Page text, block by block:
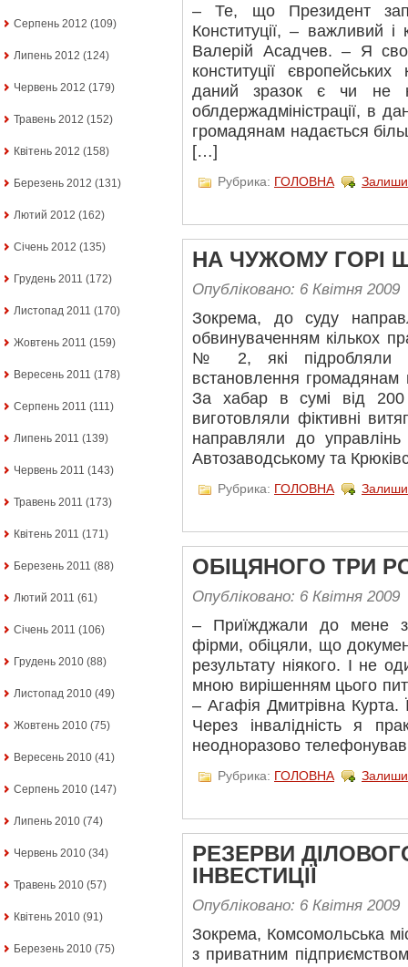
Серпень 2012 (109)
Липень 2012 (124)
Червень 2012 (179)
Травень 2012 (152)
Квітень 2012 (158)
Березень 2012 (131)
Лютий 2012 (162)
Січень 2012 (135)
Грудень 2011 (172)
Листопад 2011 (170)
Жовтень 2011 (159)
Вересень 2011 (178)
Серпень 2011 (111)
Липень 2011 (139)
Червень 2011 (143)
Травень 2011 (173)
Квітень 2011 (171)
Березень 2011 (88)
Лютий 2011 (61)
Січень 2011 (106)
Грудень 2010 (88)
Листопад 2010 (49)
Жовтень 2010 (75)
Вересень 2010 (41)
Серпень 2010 (147)
Липень 2010 (74)
Червень 2010 (34)
Травень 2010 (57)
Квітень 2010 (91)
Березень 2010 (75)
– Те, що Президент
Конституції, – важливий і
Валерій Асадчев. – Я
конституції
даний зразок є чи не
облдержадміністрації, в
громадянам надається
[…]
Рубрика: ГОЛОВНА
НА ЧУЖОМУ ГОРІ
Опубліковано: 6 Квітня 2009
Зокрема, до суду
обвинуваченням кількох
№ 2, які підробляли
встановлення громадянам
За хабар в сумі від
виготовляли фіктивні
направляли до
Автозаводському та
Рубрика: ГОЛОВНА
ОБІЦЯНОГО ТРИ
Опубліковано: 6 Квітня 2009
– Приїжджали до мене
фірми, обіцяли, що
результату ніякого. І не
мною вирішенням цього
– Агафія Дмитрівна Курта.
Через інвалідність я
неодноразово телефонував
Рубрика: ГОЛОВНА
РЕЗЕРВИ
ІНВЕСТИЦІЇ
Опубліковано: 6 Квітня 2009
Зокрема, Комсомольська
з приватним